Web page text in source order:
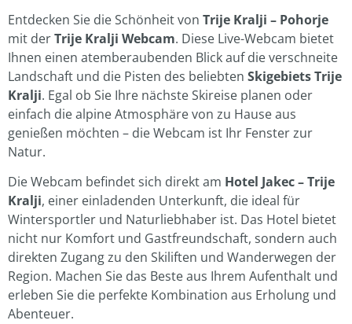
Entdecken Sie die Schönheit von Trije Kralji – Pohorje
mit derTrije Kralji Webcam. Diese Live-Webcam bietet
Ihnen einen atemberaubenden Blick auf die verschneite
Landschaft und die Pisten des beliebten Skigebiets Trije
Kralji. Egal ob Sie Ihre nächste Skireise planen oder
einfach die alpine Atmosphäre von zu Hause aus
genießen möchten – die Webcam ist Ihr Fenster zur
Natur.
Die Webcam befindet sich direkt am Hotel Jakec – Trije
Kralji, einer einladenden Unterkunft, die ideal für
Wintersportler und Naturliebhaber ist. Das Hotel bietet
nicht nur Komfort und Gastfreundschaft, sondern auch
direkten Zugang zu den Skiliften und Wanderwegen der
Region. Machen Sie das Beste aus Ihrem Aufenthalt und
erleben Sie die perfekte Kombination aus Erholung und
Abenteuer.